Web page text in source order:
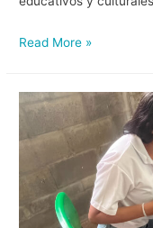
Read More »